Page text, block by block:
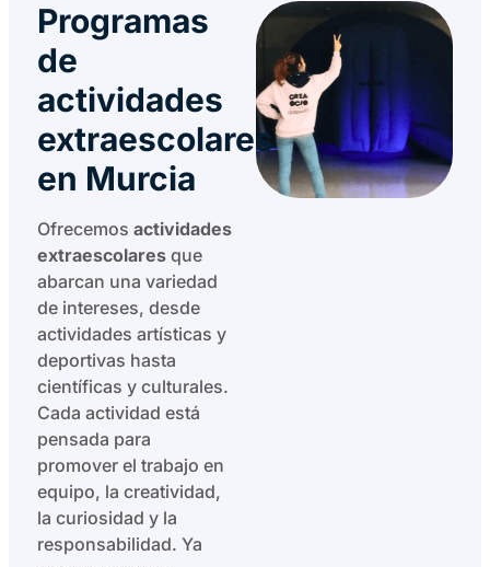
Programas
de
actividades
extraescolares
en Murcia
Ofrecemos actividades
extraescolares que
abarcan una variedad
de intereses, desde
actividades artísticas y
deportivas hasta
científicas y culturales.
Cada actividad está
pensada para
promover el trabajo en
equipo, la creatividad,
la curiosidad y la
responsabilidad. Ya